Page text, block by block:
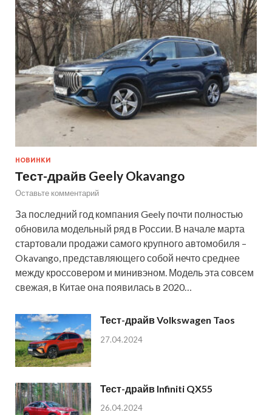
НОВИНКИ
Тест-драйв Geely Okavango
Оставьте комментарий
За последний год компания Geely почти полностью
обновила модельный ряд в России. В начале марта
стартовали продажи самого крупного автомобиля –
Okavango, представляющего собой нечто среднее
между кроссовером и минивэном. Модель эта совсем
свежая, в Китае она появилась в 2020…
Тест-драйв Volkswagen Taos
27.04.2024
Тест-драйв Infiniti QX55
26.04.2024